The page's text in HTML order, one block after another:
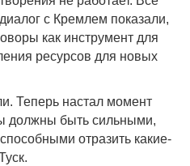
с Кремлем показали,
как инструмент для
ресурсов для новых
Теперь настал момент
должны быть сильными,
отразить какие-